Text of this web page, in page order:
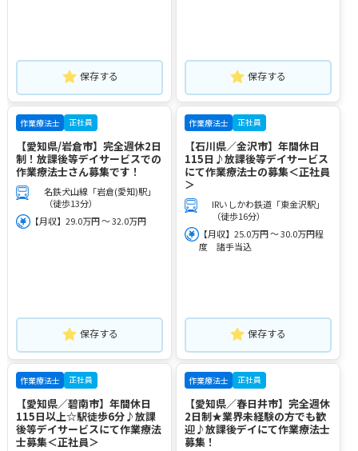
保存する 保存する
作業療法士 正社員
【愛知県/岩倉市】完全週休2日
制！放課後等デイサービスでの
作業療法士さん募集です！
名鉄犬山線「岩倉(愛知)駅」
（徒歩13分）
【月収】29.0万円 ～ 32.0万円
保存する
作業療法士 正社員
【石川県／金沢市】年間休日
115日♪放課後等デイサービス
にて作業療法士の募集＜正社員
＞
IRいしかわ鉄道「東金沢駅」
（徒歩16分）
【月収】25.0万円 ～ 30.0万円程
度 諸手当込
保存する
作業療法士 正社員
【愛知県／碧南市】年間休日
115日以上☆駅徒歩6分♪放課
後等デイサービスにて作業療法
士募集＜正社員＞
作業療法士 正社員
【愛知県／春日井市】完全週休
2日制★業界未経験の方でも歓
迎♪放課後デイにて作業療法士
募集！